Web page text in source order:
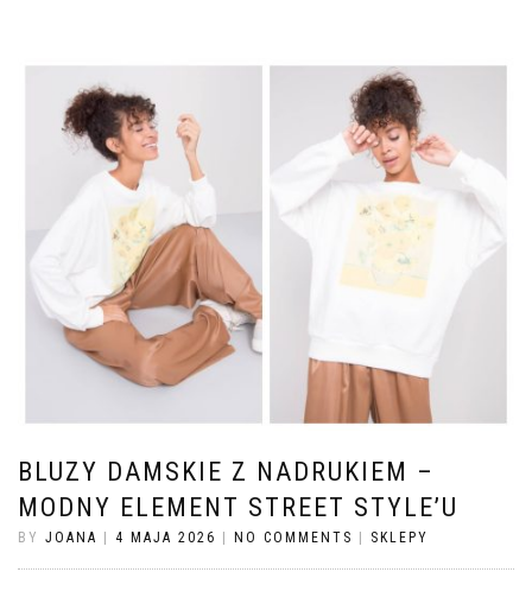
BLUZY DAMSKIE Z NADRUKIEM –
MODNY ELEMENT STREET STYLE’U
BY JOANA | 4 MAJA 2026 | NO COMMENTS | SKLEPY